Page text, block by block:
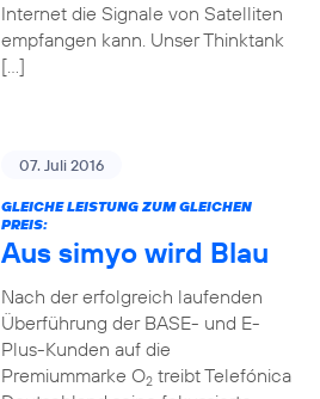
Internet die Signale von Satelliten
empfangen kann. Unser Thinktank
[…]
07. Juli 2016
GLEICHE LEISTUNG ZUM GLEICHEN
PREIS:
Aus simyo wird Blau
Nach der erfolgreich laufenden
Überführung der BASE- und E-
Plus-Kunden auf die
Premiummarke O2treibt Telefónica